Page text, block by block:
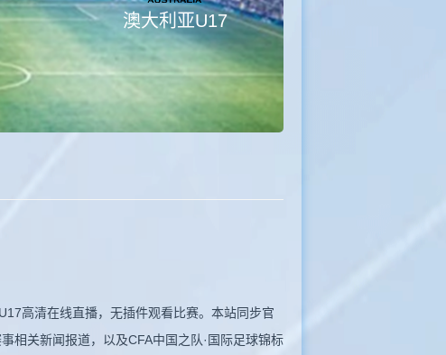
澳大利亚U17
高清在线直播，无插件观看比赛。本站同步官
相关新闻报道，以及CFA中国之队·国际足球锦标